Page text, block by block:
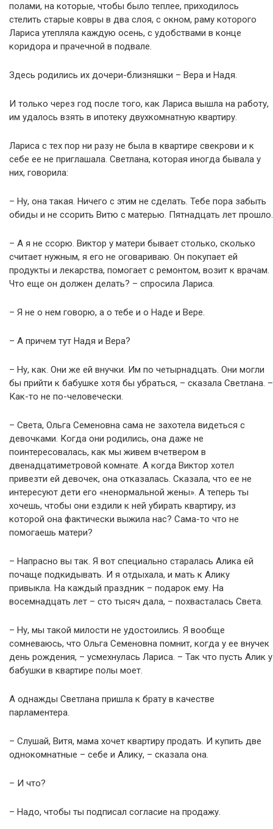
полами, на которые, чтобы было теплее, приходилось
стелить старые ковры в два слоя, с окном, раму которого
Лариса утепляла каждую осень, с удобствами в конце
коридора и прачечной в подвале.
Здесь родились их дочери-близняшки – Вера и Надя.
И только через год после того, как Лариса вышла на работу,
им удалось взять в ипотеку двухкомнатную квартиру.
Лариса с тех пор ни разу не была в квартире свекрови и к
себе ее не приглашала. Светлана, которая иногда бывала у
них, говорила:
– Ну, она такая. Ничего с этим не сделать. Тебе пора забыть
обиды и не ссорить Витю с матерью. Пятнадцать лет прошло.
– А я не ссорю. Виктор у матери бывает столько, сколько
считает нужным, я его не оговариваю. Он покупает ей
продукты и лекарства, помогает с ремонтом, возит к врачам.
Что еще он должен делать? – спросила Лариса.
– Я не о нем говорю, а о тебе и о Наде и Вере.
– А причем тут Надя и Вера?
– Ну, как. Они же ей внучки. Им по четырнадцать. Они могли
бы прийти к бабушке хотя бы убраться, – сказала Светлана. –
Как-то не по-человечески.
– Света, Ольга Семеновна сама не захотела видеться с
девочками. Когда они родились, она даже не
поинтересовалась, как мы живем вчетвером в
двенадцатиметровой комнате. А когда Виктор хотел
привезти ей девочек, она отказалась. Сказала, что ее не
интересуют дети его «ненормальной жены». А теперь ты
хочешь, чтобы они ездили к ней убирать квартиру, из
которой она фактически выжила нас? Сама-то что не
помогаешь матери?
– Напрасно вы так. Я вот специально старалась Алика ей
почаще подкидывать. И я отдыхала, и мать к Алику
привыкла. На каждый праздник – подарок ему. На
восемнадцать лет – сто тысяч дала, – похвасталась Света.
– Ну, мы такой милости не удостоились. Я вообще
сомневаюсь, что Ольга Семеновна помнит, когда у ее внучек
день рождения, – усмехнулась Лариса. – Так что пусть Алик у
бабушки в квартире полы моет.
А однажды Светлана пришла к брату в качестве
парламентера.
– Слушай, Витя, мама хочет квартиру продать. И купить две
однокомнатные – себе и Алику, – сказала она.
– И что?
– Надо, чтобы ты подписал согласие на продажу.